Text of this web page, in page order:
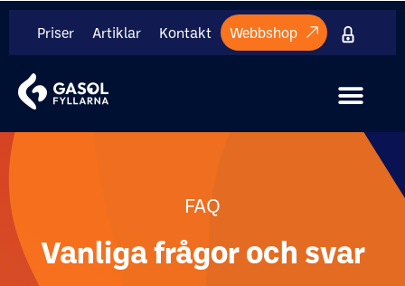
Priser Artiklar Kontakt Webbshop Internt
FAQ
Vanliga frågor och svar